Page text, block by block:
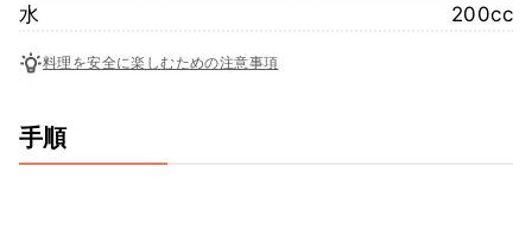
水
200cc
料理を安全に楽しむための注意事項
手順